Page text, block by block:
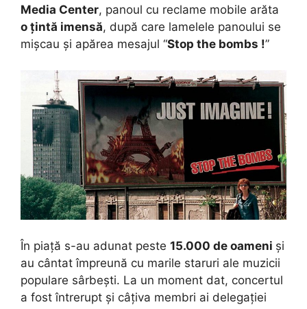
Media Center, panoul cu reclame mobile arăta
o țintă imensă, după care lamelele panoului se
mișcau și apărea mesajul “Stop the bombs !”
În piață s-au adunat peste 15.000 de oameni și
au cântat împreună cu marile staruri ale muzicii
populare sârbești. La un moment dat, concertul
a fost întrerupt și câțiva membri ai delegației